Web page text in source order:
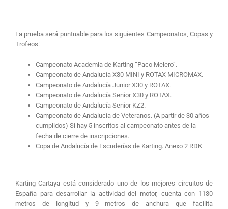
La prueba será puntuable para los siguientes Campeonatos, Copas y
Trofeos:
Campeonato Academia de Karting “Paco Melero”.
Campeonato de Andalucía X30 MINI y ROTAX MICROMAX.
Campeonato de Andalucía Junior X30 y ROTAX.
Campeonato de Andalucía Senior X30 y ROTAX.
Campeonato de Andalucía Senior KZ2.
Campeonato de Andalucía de Veteranos. (A partir de 30 años
cumplidos) Si hay 5 inscritos al campeonato antes de la
fecha de cierre de inscripciones.
Copa de Andalucía de Escuderías de Karting. Anexo 2 RDK
Karting Cartaya está considerado uno de los mejores circuitos de
España para desarrollar la actividad del motor, cuenta con 1130
metros de longitud y 9 metros de anchura que facilita